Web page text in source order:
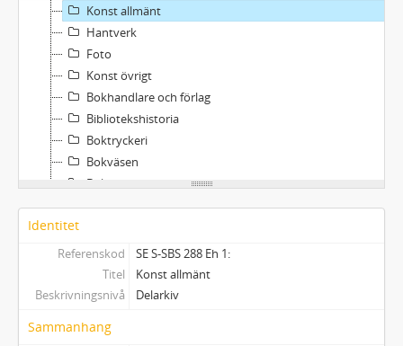
Konst allmänt
Hantverk
Foto
Konst övrigt
Bokhandlare och förlag
Bibliotekshistoria
Boktryckeri
Bokväsen
Bokhistoria
Bokkonst
Arkitektur
Historia
Geografi
Kartböcker
Identitet
Referenskod
SE S-SBS 288 Eh 1:
Titel
Konst allmänt
Beskrivningsnivå
Delarkiv
Sammanhang